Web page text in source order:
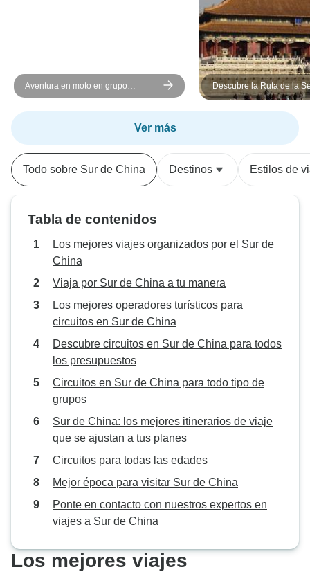
Aventura en moto en grupo
pequeño por el Bucle de Ha Giang
desde Hanói - Descubre los
Descubre la Ruta de la
China - circuito privado
Ver más
Todo sobre Sur de China Destinos Estilos de
Tabla de contenidos
Los mejores viajes organizados por el Sur de
China
Viaja por Sur de China a tu manera
Los mejores operadores turísticos para
circuitos en Sur de China
Descubre circuitos en Sur de China para todos
los presupuestos
Circuitos en Sur de China para todo tipo de
grupos
Sur de China: los mejores itinerarios de viaje
que se ajustan a tus planes
Circuitos para todas las edades
Mejor época para visitar Sur de China
Ponte en contacto con nuestros expertos en
viajes a Sur de China
Los mejores viajes